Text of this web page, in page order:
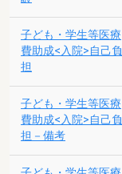
子ども・学生等医療
費助成<入院>自己負
担
子ども・学生等医療
費助成<入院>自己負
担－備考